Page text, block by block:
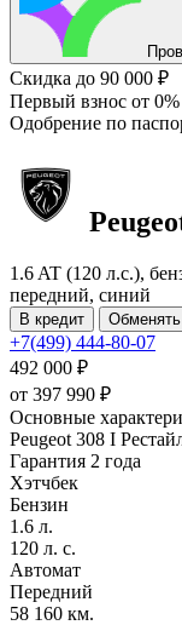
Скидка до 90 000 ₽
Первый взнос от 0%
Одобрение по
1.6 AT (120 л.с.),
передний, синий
В кредит Обменять
+7(499) 444-80-07
492 000 ₽
от 397 990 ₽
Основные
Peugeot 308 I
Гарантия 2 года
Хэтчбек
Бензин
1.6 л.
120 л. с.
Автомат
Передний
58 160 км.